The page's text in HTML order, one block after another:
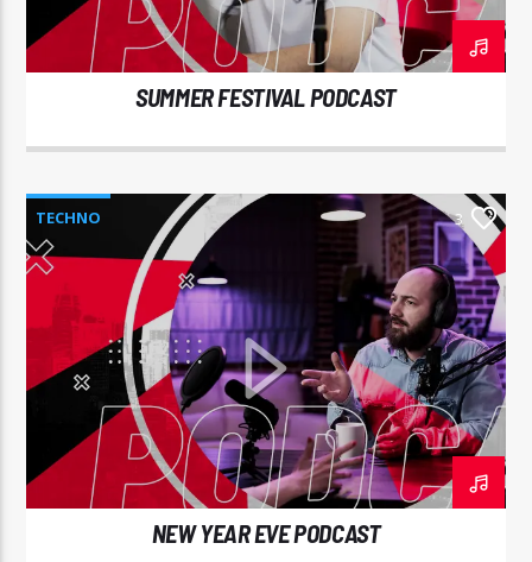
SUMMER FESTIVAL PODCAST
TECHNO 3
NEW YEAR EVE PODCAST